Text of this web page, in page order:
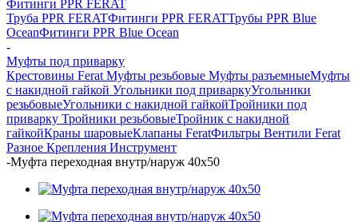
Фитинги PPR FERAT
Труба PPR FERATФитинги PPR FERATТрубы PPR Blue
OceanФитинги PPR Blue Ocean
-
Муфты под приварку
Крестовины Ferat Муфты резьбовые Муфты разъемныеМуфты
с накидной гайкой Угольники под приваркуУгольники
резьбовыеУгольники с накидной гайкойТройники под
приварку Тройники резьбовыеТройник с накидной
гайкойКраны шаровыеКлапаны FeratФильтры Вентили Ferat
Разное Крепления Инструмент
-Муфта переходная внутр/наруж 40х50